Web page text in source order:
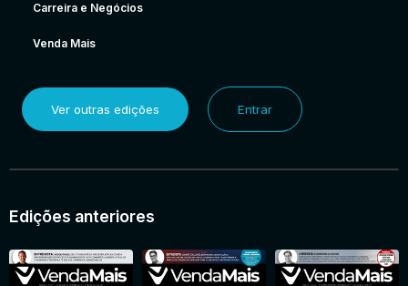
Carreira e Negócios
Venda Mais
Ver outras edições Entrar
Edições anteriores